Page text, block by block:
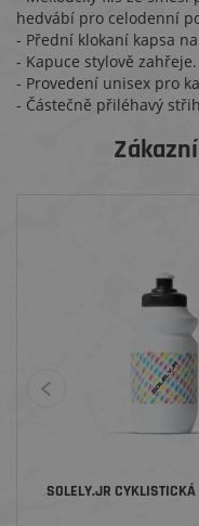
hedvábí pro celodenní
- Přední klokaní kapsa
- Kapuce stylově zahřeje.
- Provedení unisex pro
- Částečně přiléhavý
SOLELY.JR